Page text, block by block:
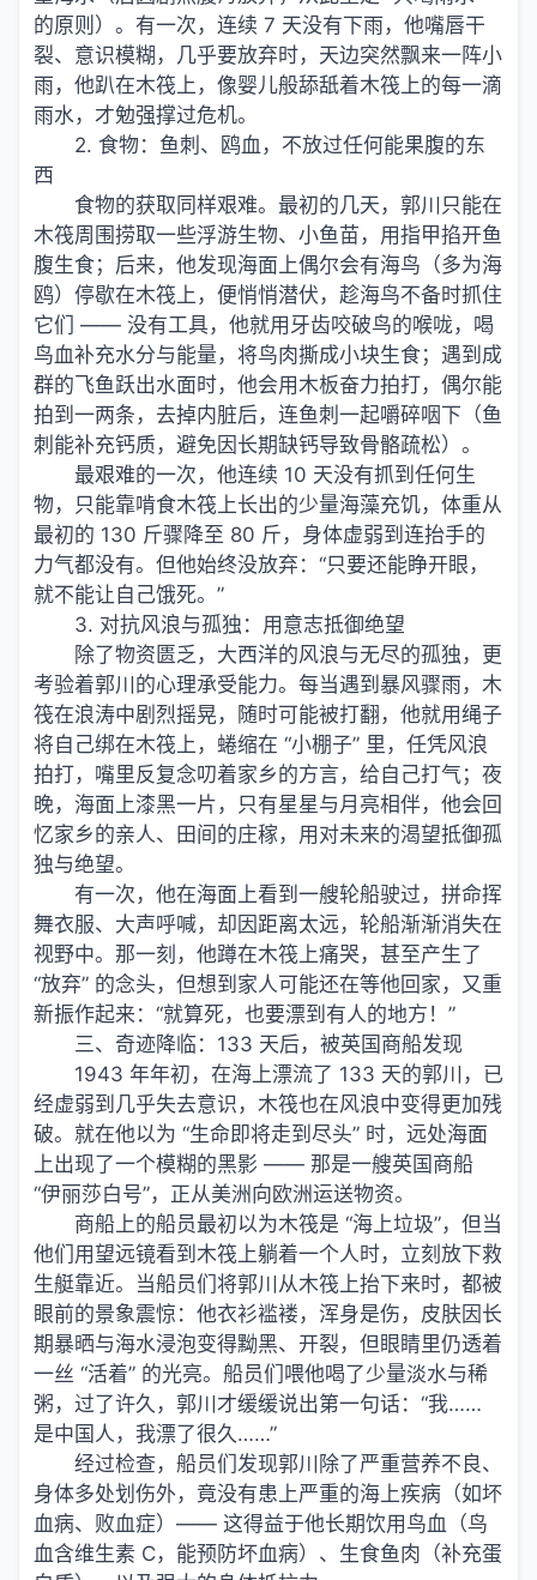
的原则）。有一次，连续 7 天没有下雨，他嘴唇干
裂、意识模糊，几乎要放弃时，天边突然飘来一阵小
雨，他趴在木筏上，像婴儿般舔舐着木筏上的每一滴
雨水，才勉强撑过危机。
2. 食物：鱼刺、鸥血，不放过任何能果腹的东
西
食物的获取同样艰难。最初的几天，郭川只能在
木筏周围捞取一些浮游生物、小鱼苗，用指甲掐开鱼
腹生食；后来，他发现海面上偶尔会有海鸟（多为海
鸥）停歇在木筏上，便悄悄潜伏，趁海鸟不备时抓住
它们 —— 没有工具，他就用牙齿咬破鸟的喉咙，喝
鸟血补充水分与能量，将鸟肉撕成小块生食；遇到成
群的飞鱼跃出水面时，他会用木板奋力拍打，偶尔能
拍到一两条，去掉内脏后，连鱼刺一起嚼碎咽下（鱼
刺能补充钙质，避免因长期缺钙导致骨骼疏松）。
最艰难的一次，他连续 10 天没有抓到任何生
物，只能靠啃食木筏上长出的少量海藻充饥，体重从
最初的 130 斤骤降至 80 斤，身体虚弱到连抬手的
力气都没有。但他始终没放弃：“只要还能睁开眼，
就不能让自己饿死。”
3. 对抗风浪与孤独：用意志抵御绝望
除了物资匮乏，大西洋的风浪与无尽的孤独，更
考验着郭川的心理承受能力。每当遇到暴风骤雨，木
筏在浪涛中剧烈摇晃，随时可能被打翻，他就用绳子
将自己绑在木筏上，蜷缩在 “小棚子” 里，任凭风浪
拍打，嘴里反复念叨着家乡的方言，给自己打气；夜
晚，海面上漆黑一片，只有星星与月亮相伴，他会回
忆家乡的亲人、田间的庄稼，用对未来的渴望抵御孤
独与绝望。
有一次，他在海面上看到一艘轮船驶过，拼命挥
舞衣服、大声呼喊，却因距离太远，轮船渐渐消失在
视野中。那一刻，他蹲在木筏上痛哭，甚至产生了
“放弃” 的念头，但想到家人可能还在等他回家，又重
新振作起来：“就算死，也要漂到有人的地方！”
三、奇迹降临：133 天后，被英国商船发现
1943 年年初，在海上漂流了 133 天的郭川，已
经虚弱到几乎失去意识，木筏也在风浪中变得更加残
破。就在他以为 “生命即将走到尽头” 时，远处海面
上出现了一个模糊的黑影 —— 那是一艘英国商船
“伊丽莎白号”，正从美洲向欧洲运送物资。
商船上的船员最初以为木筏是 “海上垃圾”，但当
他们用望远镜看到木筏上躺着一个人时，立刻放下救
生艇靠近。当船员们将郭川从木筏上抬下来时，都被
眼前的景象震惊：他衣衫褴褛，浑身是伤，皮肤因长
期暴晒与海水浸泡变得黝黑、开裂，但眼睛里仍透着
一丝 “活着” 的光亮。船员们喂他喝了少量淡水与稀
粥，过了许久，郭川才缓缓说出第一句话：“我……
是中国人，我漂了很久……”
经过检查，船员们发现郭川除了严重营养不良、
身体多处划伤外，竟没有患上严重的海上疾病（如坏
血病、败血症）—— 这得益于他长期饮用鸟血（鸟
血含维生素 C，能预防坏血病）、生食鱼肉（补充蛋